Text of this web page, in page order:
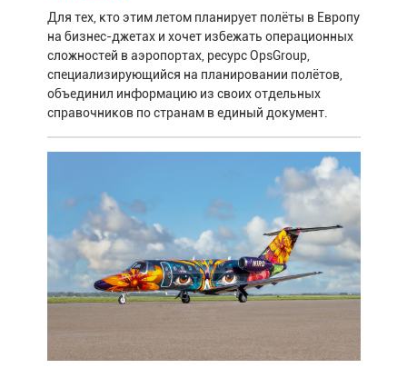
Для тех, кто этим летом планирует полёты в Европу
на бизнес-джетах и хочет избежать операционных
сложностей в аэропортах, ресурс OpsGroup,
специализирующийся на планировании полётов,
объединил информацию из своих отдельных
справочников по странам в единый документ.